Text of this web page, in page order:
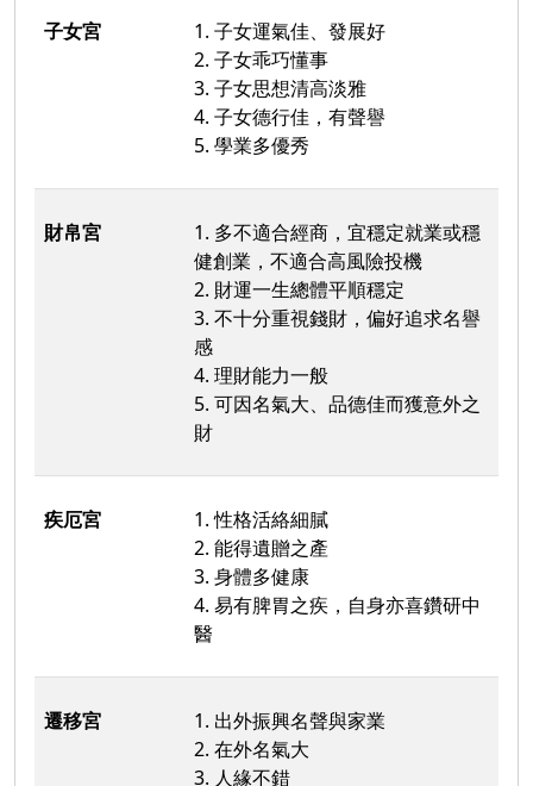
子女宮
1. 子女運氣佳、發展好
2. 子女乖巧懂事
3. 子女思想清高淡雅
4. 子女德行佳，有聲譽
5. 學業多優秀
財帛宮
1. 多不適合經商，宜穩定就業或穩
健創業，不適合高風險投機
2. 財運一生總體平順穩定
3. 不十分重視錢財，偏好追求名譽
感
4. 理財能力一般
5. 可因名氣大、品德佳而獲意外之
財
疾厄宮
1. 性格活絡細膩
2. 能得遺贈之產
3. 身體多健康
4. 易有脾胃之疾，自身亦喜鑽研中
醫
遷移宮
1. 出外振興名聲與家業
2. 在外名氣大
3. 人緣不錯